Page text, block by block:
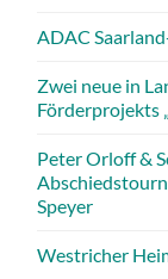
ADAC
Zwei neue in
Förderprojekts
Peter Orloff &
Speyer
Westricher